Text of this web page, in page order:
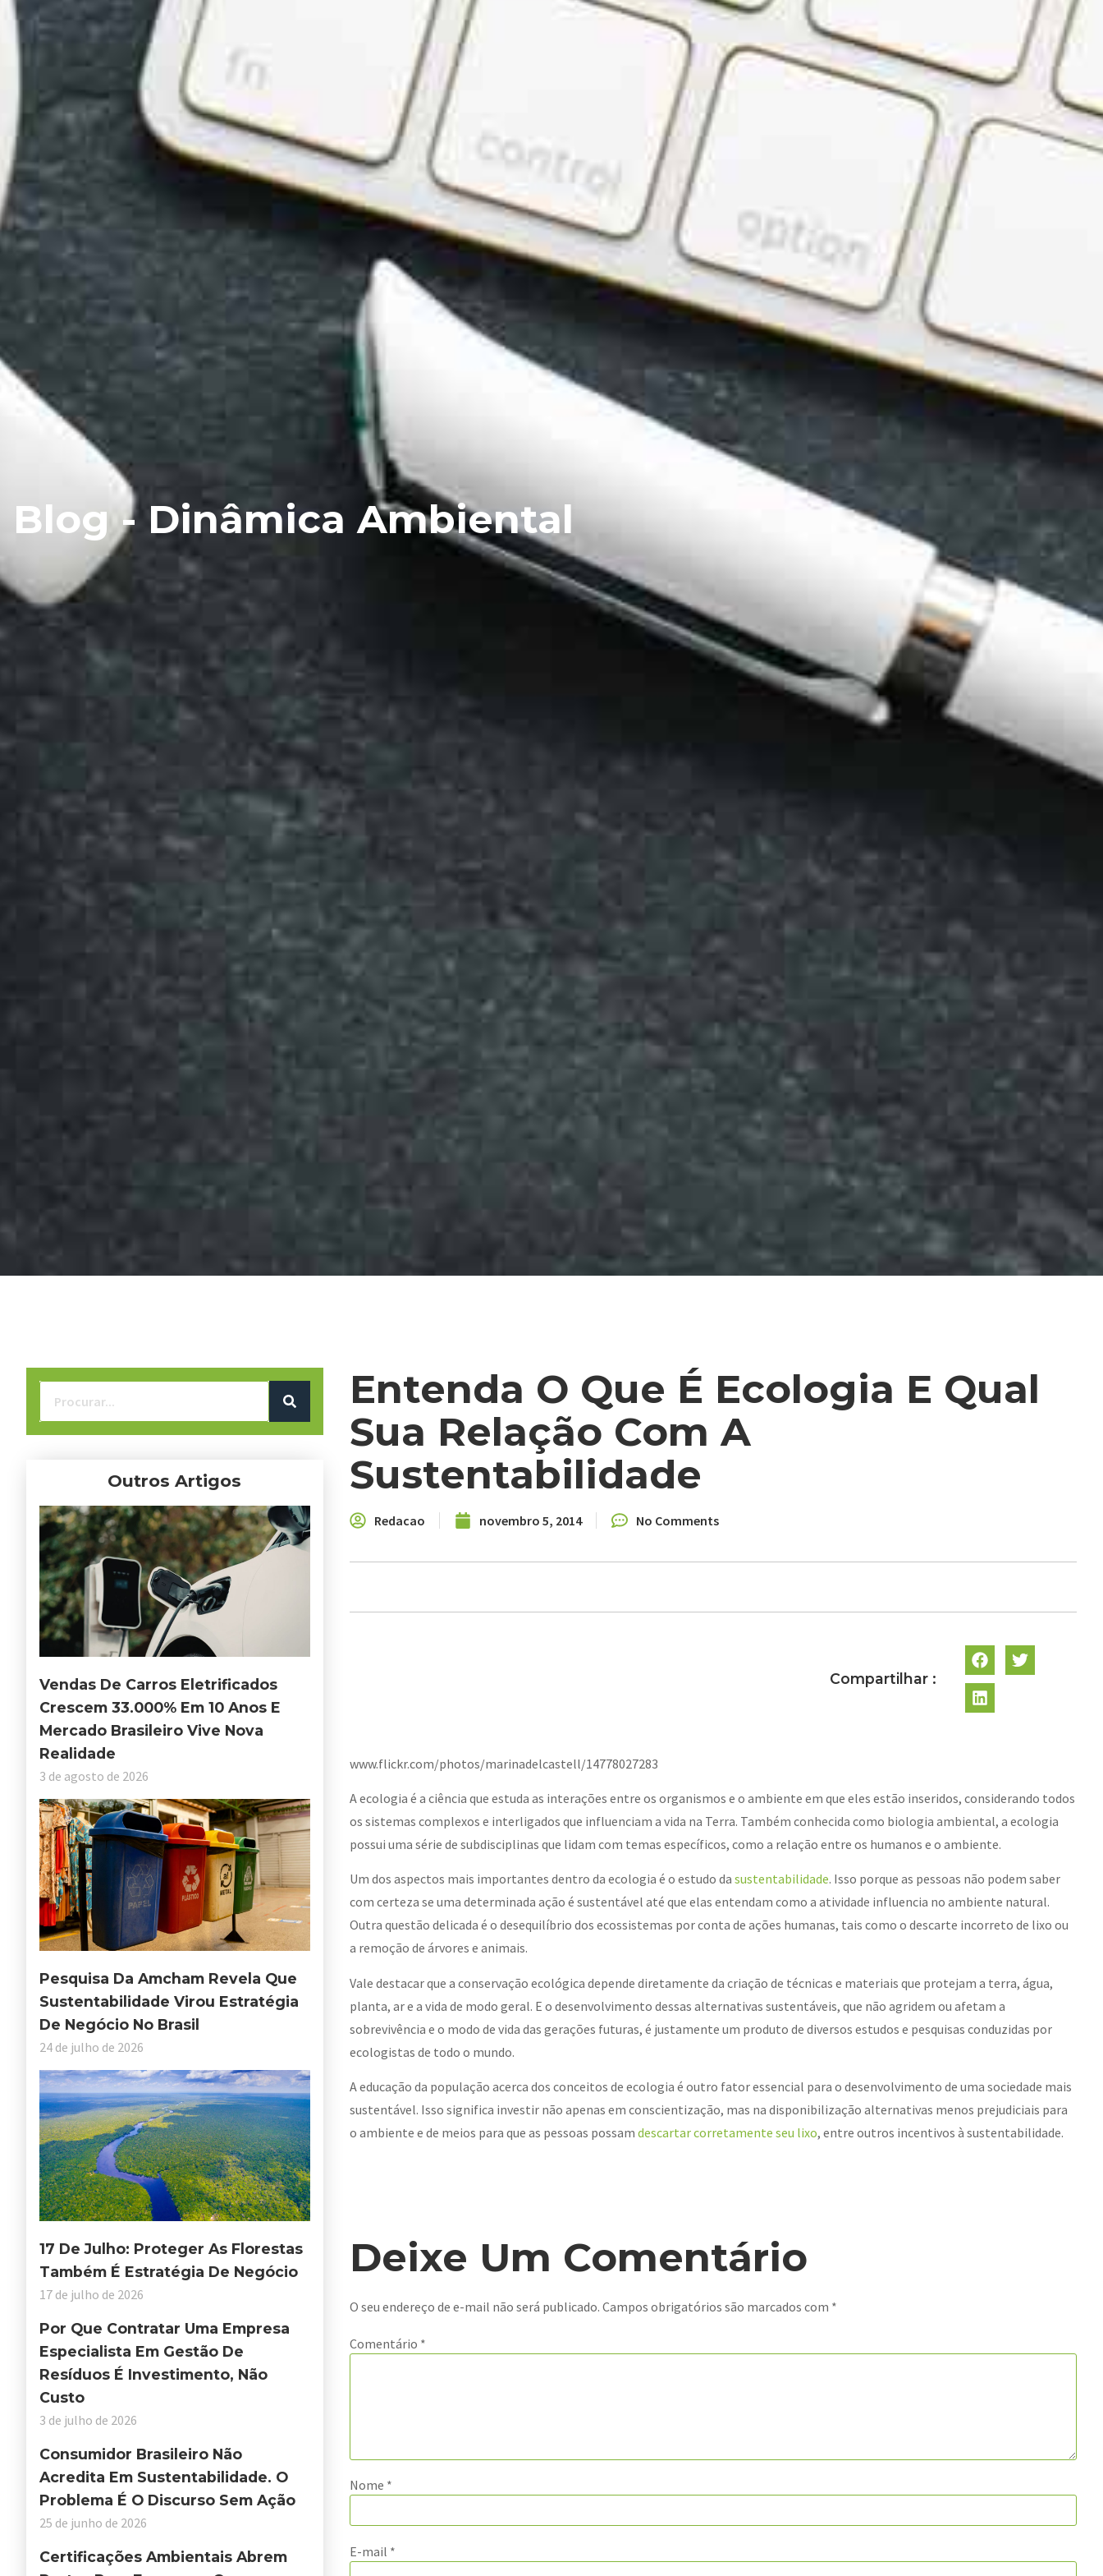
Blog - Dinâmica Ambiental
Outros Artigos
Vendas De Carros Eletrificados
Crescem 33.000% Em 10 Anos E
Mercado Brasileiro Vive Nova
Realidade
3 de agosto de 2026
Pesquisa Da Amcham Revela Que
Sustentabilidade Virou Estratégia
De Negócio No Brasil
24 de julho de 2026
17 De Julho: Proteger As Florestas
Também É Estratégia De Negócio
17 de julho de 2026
Por Que Contratar Uma Empresa
Especialista Em Gestão De
Resíduos É Investimento, Não
Custo
3 de julho de 2026
Consumidor Brasileiro Não
Acredita Em Sustentabilidade. O
Problema É O Discurso Sem Ação
25 de junho de 2026
Certificações Ambientais Abrem
Entenda O Que É Ecologia E Qual
Sua Relação Com A
Sustentabilidade
Redacao novembro 5, 2014 No Comments
Compartilhar :
www.flickr.com/photos/marinadelcastell/14778027283
A ecologia é a ciência que estuda as interações entre os organismos e o ambiente em que eles estão inseridos, considerando todos
os sistemas complexos e interligados que influenciam a vida na Terra. Também conhecida como biologia ambiental, a ecologia
possui uma série de subdisciplinas que lidam com temas específicos, como a relação entre os humanos e o ambiente.
Um dos aspectos mais importantes dentro da ecologia é o estudo da sustentabilidade. Isso porque as pessoas não podem saber
com certeza se uma determinada ação é sustentável até que elas entendam como a atividade influencia no ambiente natural.
Outra questão delicada é o desequilíbrio dos ecossistemas por conta de ações humanas, tais como o descarte incorreto de lixo ou
a remoção de árvores e animais.
Vale destacar que a conservação ecológica depende diretamente da criação de técnicas e materiais que protejam a terra, água,
planta, ar e a vida de modo geral. E o desenvolvimento dessas alternativas sustentáveis, que não agridem ou afetam a
sobrevivência e o modo de vida das gerações futuras, é justamente um produto de diversos estudos e pesquisas conduzidas por
ecologistas de todo o mundo.
A educação da população acerca dos conceitos de ecologia é outro fator essencial para o desenvolvimento de uma sociedade mais
sustentável. Isso significa investir não apenas em conscientização, mas na disponibilização alternativas menos prejudiciais para
o ambiente e de meios para que as pessoas possam descartar corretamente seu lixo, entre outros incentivos à sustentabilidade.
Deixe Um Comentário
O seu endereço de e-mail não será publicado. Campos obrigatórios são marcados com *
Comentário *
Nome *
E-mail *